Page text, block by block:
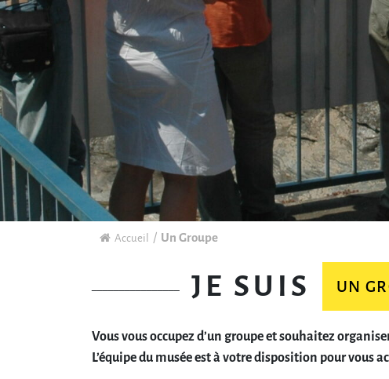
Accueil Un Groupe
JE SUIS
Vous vous occupez d’un groupe et souhaitez
L’équipe du musée est à votre disposition pour vous